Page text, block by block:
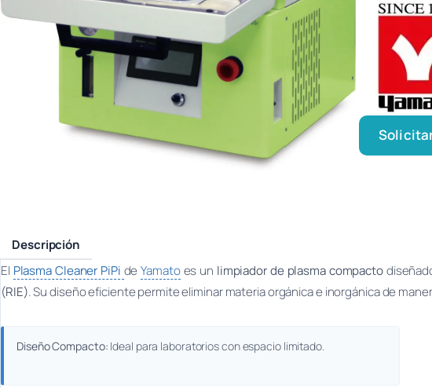
Descripción
El Plasma Cleaner PiPi deYamatoes un limpiador de plasma compacto
(RIE). Su diseño eficiente permite eliminar materia orgánica e inorgánica de
Diseño Compacto: Ideal para laboratorios con espacio limitado.